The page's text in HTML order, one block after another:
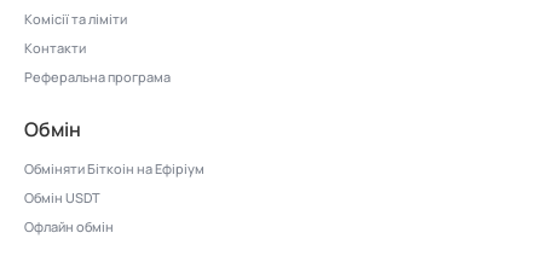
Комісії та ліміти
Контакти
Реферальна програма
Обмін
Обміняти Біткоін на Ефіріум
Обмін USDT
Офлайн обмін